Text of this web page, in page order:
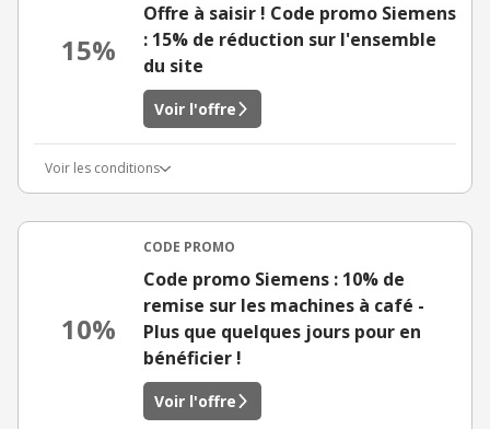
15%
Offre à saisir ! Code promo Siemens
: 15% de réduction sur l'ensemble
du site
Voir l'offre
Voir les conditions
10%
CODE PROMO
Code promo Siemens : 10% de
remise sur les machines à café -
Plus que quelques jours pour en
bénéficier !
Voir l'offre